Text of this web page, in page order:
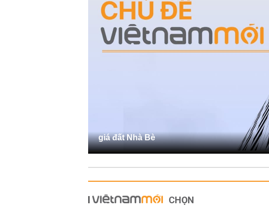
giá đất Nhà Bè
CHỌN